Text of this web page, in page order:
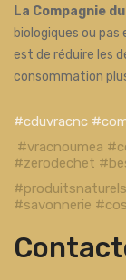
La Compagnie
biologiques ou
est de réduire les
consommation
#cduvracnc
#vracnoumea
#zerodechet
#savonnerie